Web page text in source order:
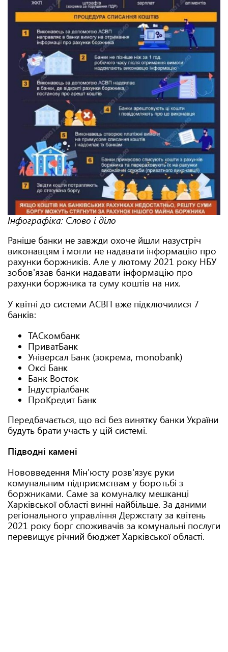
Інфографіка: Слово і діло
Раніше банки не завжди охоче йшли назустріч
виконавцям і могли не надавати інформацію про
рахунки боржників. Але у лютому 2021 року НБУ
зобов'язав банки надавати інформацію про
рахунки боржника та суму коштів на них.
У квітні до системи АСВП вже підключилися 7
банків:
ТАСкомбанк
ПриватБанк
Універсал Банк (зокрема, monobank)
Оксі Банк
Банк Восток
Індустріалбанк
ПроКредит Банк
Передбачається, що всі без винятку банки України
будуть брати участь у цій системі.
Підводні камені
Нововведення Мін'юсту розв'язує руки
комунальним підприємствам у боротьбі з
боржниками. Саме за комуналку мешканці
Харківської області винні найбільше. За даними
регіонального управління Держстату за квітень
2021 року борг споживачів за комунальні послуги
перевищує річний бюджет Харківської області.